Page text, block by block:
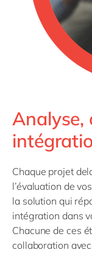
Analyse,
Chaque projet
l’évaluation de
la solution qui
intégration dans
Chacune de ces
collaboration